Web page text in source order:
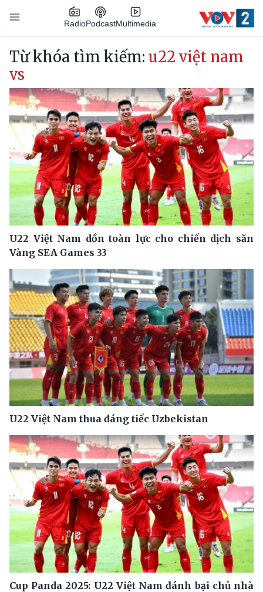
Nhảy đến nội dung
RadioPodcastMultimedia
Main navigation
Từ khóa tìm kiếm: u22 việt nam
vs
U22 Việt Nam dồn toàn lực cho chiến dịch săn
Vàng SEA Games 33
U22 Việt Nam thua đáng tiếc Uzbekistan
Cup Panda 2025: U22 Việt Nam đánh bại chủ nhà